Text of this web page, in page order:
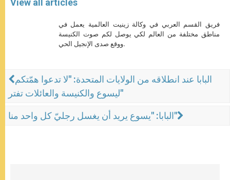
View all articles
فريق القسم العربي في وكالة زينيت العالمية يعمل في
مناطق مختلفة من العالم لكي يوصل لكم صوت الكنيسة
ووقع صدى الإنجيل الحي.
البابا عند انطلاقه من الولايات المتحدة: "لا تدعوا همّتكم
ليسوع والكنيسة والعائلات تفتر"
البابا: "يسوع يريد أن يغسل رجليّ كل واحد منا"